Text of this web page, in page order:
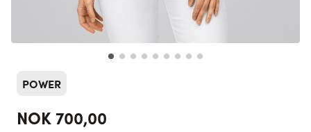
POWER
NOK 700,00